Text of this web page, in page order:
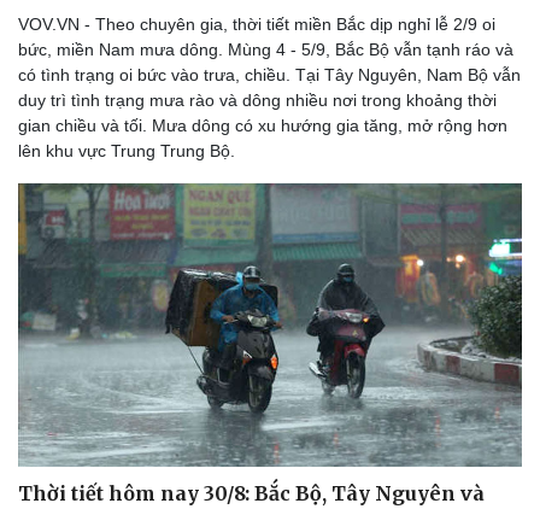
VOV.VN - Theo chuyên gia, thời tiết miền Bắc dịp nghỉ lễ 2/9 oi
bức, miền Nam mưa dông. Mùng 4 - 5/9, Bắc Bộ vẫn tạnh ráo và
có tình trạng oi bức vào trưa, chiều. Tại Tây Nguyên, Nam Bộ vẫn
duy trì tình trạng mưa rào và dông nhiều nơi trong khoảng thời
gian chiều và tối. Mưa dông có xu hướng gia tăng, mở rộng hơn
lên khu vực Trung Trung Bộ.
Thời tiết hôm nay 30/8: Bắc Bộ, Tây Nguyên và